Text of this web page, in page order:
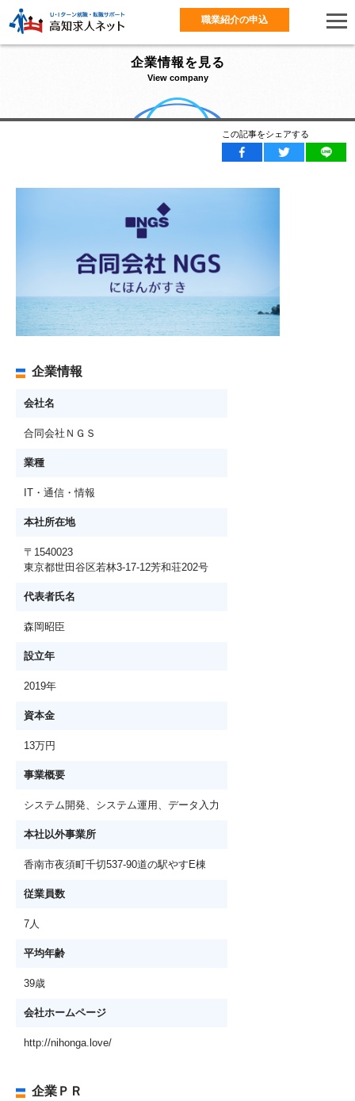
職業紹介の申込
企業情報を見る
View company
この記事をシェアする
企業情報
会社名
合同会社ＮＧＳ
業種
IT・通信・情報
本社所在地
〒1540023
東京都世田谷区若林3-17-12芳和荘202号
代表者氏名
森岡昭臣
設立年
2019年
資本金
13万円
事業概要
システム開発、システム運用、データ入力
本社以外事業所
香南市夜須町千切537-90道の駅やすE棟
従業員数
7人
平均年齢
39歳
会社ホームページ
http://nihonga.love/
企業ＰＲ